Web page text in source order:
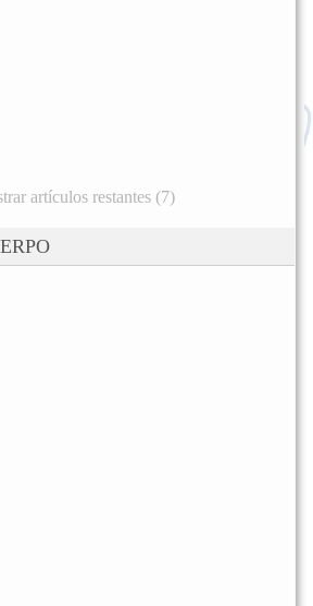
artículos restantes (7)